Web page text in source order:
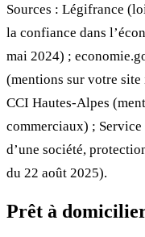
Sources : Légifrance
la confiance dans
mai 2024) ;
(mentions sur votre
CCI Hautes-Alpes
commerciaux) ;
d’une société,
du 22 août 2025).
Prêt à